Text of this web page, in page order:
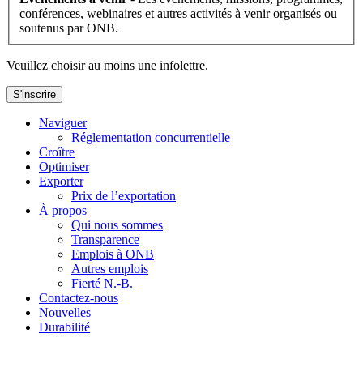
conférences, webinaires et autres activités à venir organisés ou
soutenus par ONB.
Veuillez choisir au moins une infolettre.
S'inscrire
Naviguer
Réglementation concurrentielle
Croître
Optimiser
Exporter
Prix de l’exportation
À propos
Qui nous sommes
Transparence
Emplois à ONB
Autres emplois
Fierté N.-B.
Contactez-nous
Nouvelles
Durabilité